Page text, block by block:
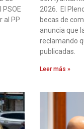
al PP
2026. El
becas de
anuncia que
reclamando
publicadas.
Leer más »